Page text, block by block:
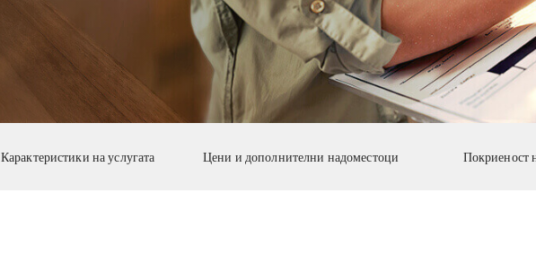
Карактеристики на услугата Цени и дополнителни надоместоци Покриеност